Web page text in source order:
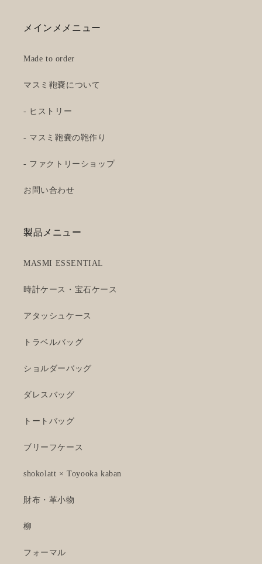
メインメメニュー
Made to order
マスミ鞄嚢について
- ヒストリー
- マスミ鞄嚢の鞄作り
- ファクトリーショップ
お問い合わせ
製品メニュー
MASMI ESSENTIAL
時計ケース・宝石ケース
アタッシュケース
トラベルバッグ
ショルダーバッグ
ダレスバッグ
トートバッグ
ブリーフケース
shokolatt × Toyooka kaban
財布・革小物
柳
フォーマル